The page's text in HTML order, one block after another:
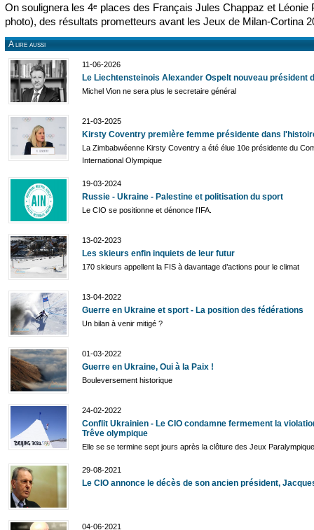
On soulignera les 4ᵉ places des Français Jules Chappaz et Léonie
photo), des résultats prometteurs avant les Jeux de Milan-Cortina
A lire aussi
11-06-2026
Le Liechtensteinois Alexander Ospelt nouveau président
Michel Vion ne sera plus le secretaire général
21-03-2025
Kirsty Coventry première femme présidente dans
La Zimbabwéenne Kirsty Coventry a été élue 10e présidente du
International Olympique
19-03-2024
Russie - Ukraine - Palestine et politisation du sport
Le CIO se positionne et dénonce l'IFA.
13-02-2023
Les skieurs enfin inquiets de leur futur
170 skieurs appellent la FIS à davantage d’actions pour le climat
13-04-2022
Guerre en Ukraine et sport - La position des fédérations
Un bilan à venir mitigé ?
01-03-2022
Guerre en Ukraine, Oui à la Paix !
Bouleversement historique
24-02-2022
Conflit Ukrainien - Le CIO condamne fermement la
Trêve olympique
Elle se se termine sept jours après la clôture des Jeux
29-08-2021
Le CIO annonce le décès de son ancien président,
04-06-2021